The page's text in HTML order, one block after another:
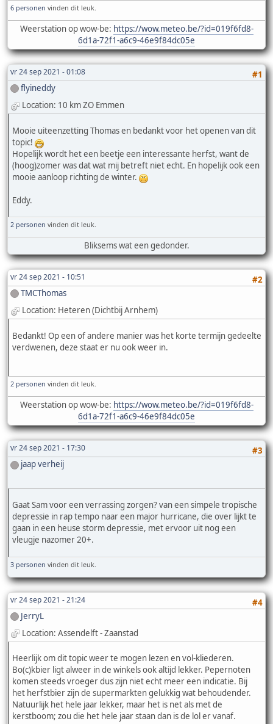
6 personen vinden dit leuk.
Weerstation op wow-be: https://wow.meteo.be/?id=019f6fd8-
6d1a-72f1-a6c9-46e9f84dc05e
vr 24 sep 2021 - 01:08
#1
flyineddy
Location: 10 km ZO Emmen
Mooie uiteenzetting Thomas en bedankt voor het openen van dit
topic!
Hopelijk wordt het een beetje een interessante herfst, want de
(hoog)zomer was dat wat mij betreft niet echt. En hopelijk ook een
mooie aanloop richting de winter.
Eddy.
2 personen vinden dit leuk.
Bliksems wat een gedonder.
vr 24 sep 2021 - 10:51
#2
TMCThomas
Location: Heteren (Dichtbij Arnhem)
Bedankt! Op een of andere manier was het korte termijn gedeelte
verdwenen, deze staat er nu ook weer in.
2 personen vinden dit leuk.
Weerstation op wow-be: https://wow.meteo.be/?id=019f6fd8-
6d1a-72f1-a6c9-46e9f84dc05e
vr 24 sep 2021 - 17:30
#3
jaap verheij
Gaat Sam voor een verrassing zorgen? van een simpele tropische
depressie in rap tempo naar een major hurricane, die over lijkt te
gaan in een heuse storm depressie, met ervoor uit nog een
vleugje nazomer 20+.
3 personen vinden dit leuk.
vr 24 sep 2021 - 21:24
#4
JerryL
Location: Assendelft - Zaanstad
Heerlijk om dit topic weer te mogen lezen en vol-kliederen.
Bo(c)kbier ligt alweer in de winkels ook altijd lekker. Pepernoten
komen steeds vroeger dus zijn niet echt meer een indicatie. Bij
het herfstbier zijn de supermarkten gelukkig wat behoudender.
Natuurlijk het hele jaar lekker, maar het is net als met de
kerstboom; zou die het hele jaar staan dan is de lol er vanaf.